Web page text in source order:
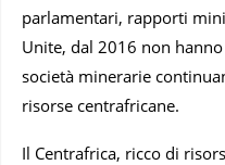
parlamentari, rapporti
Unite, dal 2016 non
società minerarie
risorse centrafricane.
Il Centrafrica, ricco di